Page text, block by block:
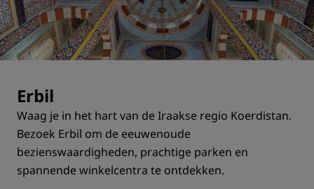
Erbil
Waag je in het hart van de Iraakse regio Koerdistan.
Bezoek Erbil om de eeuwenoude
bezienswaardigheden, prachtige parken en
spannende winkelcentra te ontdekken.